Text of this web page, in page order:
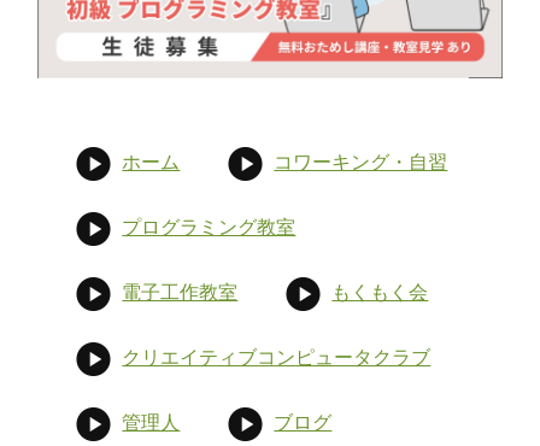
ホーム コワーキング・自習
プログラミング教室
電子工作教室 もくもく会
クリエイティブコンピュータクラブ
管理人 ブログ